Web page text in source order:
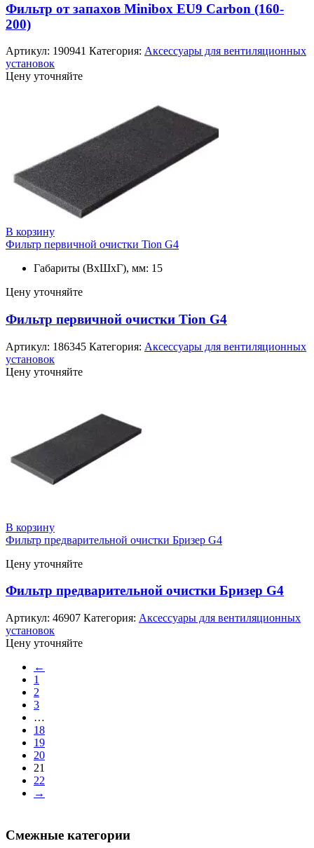
Фильтр от запахов Minibox EU9 Carbon (160-
200)
Артикул: 190941 Категория: Аксессуары для вентиляционных
установок
Цену уточняйте
В корзину
Фильтр первичной очистки Tion G4
Габариты (ВхШхГ), мм: 15
Цену уточняйте
Фильтр первичной очистки Tion G4
Артикул: 186345 Категория: Аксессуары для вентиляционных
установок
Цену уточняйте
В корзину
Фильтр предварительной очистки Бризер G4
Цену уточняйте
Фильтр предварительной очистки Бризер G4
Артикул: 46907 Категория: Аксессуары для вентиляционных
установок
Цену уточняйте
←
1
2
3
…
18
19
20
21
22
→
Смежные категории